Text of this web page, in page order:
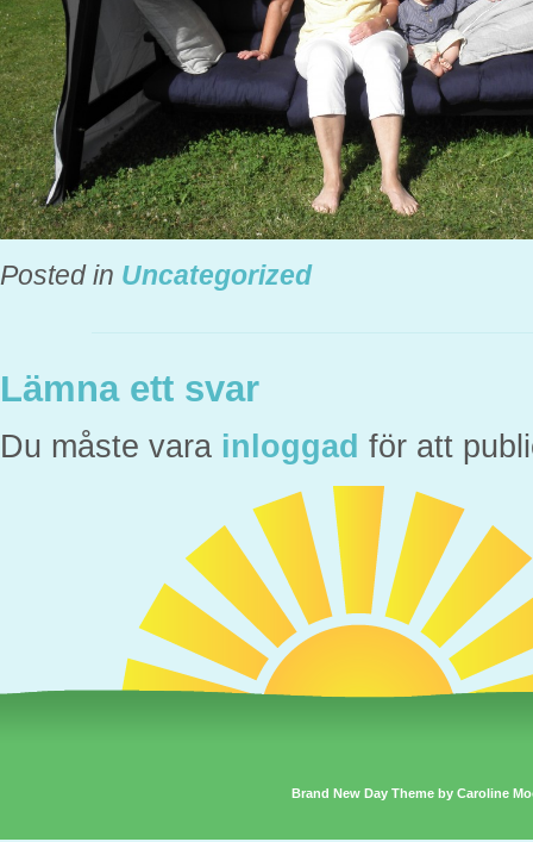
Posted in Uncategorized
Lämna ett svar
Du måste vara inloggad för att
Brand New Day Theme by Caroline